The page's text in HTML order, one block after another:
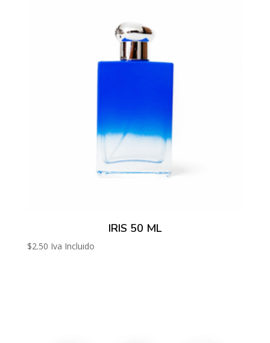
IRIS 50 ML
$2.50 Iva Incluido